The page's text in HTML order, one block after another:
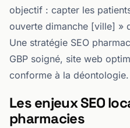
objectif : capter les
ouverte dimanche [ville] »
Une stratégie SEO
GBP soigné, site web
conforme à la déontologie.
Les enjeux SEO
pharmacies